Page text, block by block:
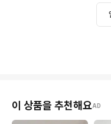
이 상품을 추천해요AD